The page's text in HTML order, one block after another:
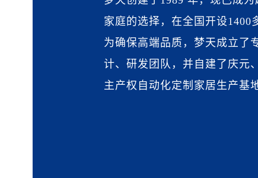
家庭的选择，在全国开设1400
为确保高端品质，梦天成立了
计、研发团队，并自建了庆元
主产权自动化定制家居生产基